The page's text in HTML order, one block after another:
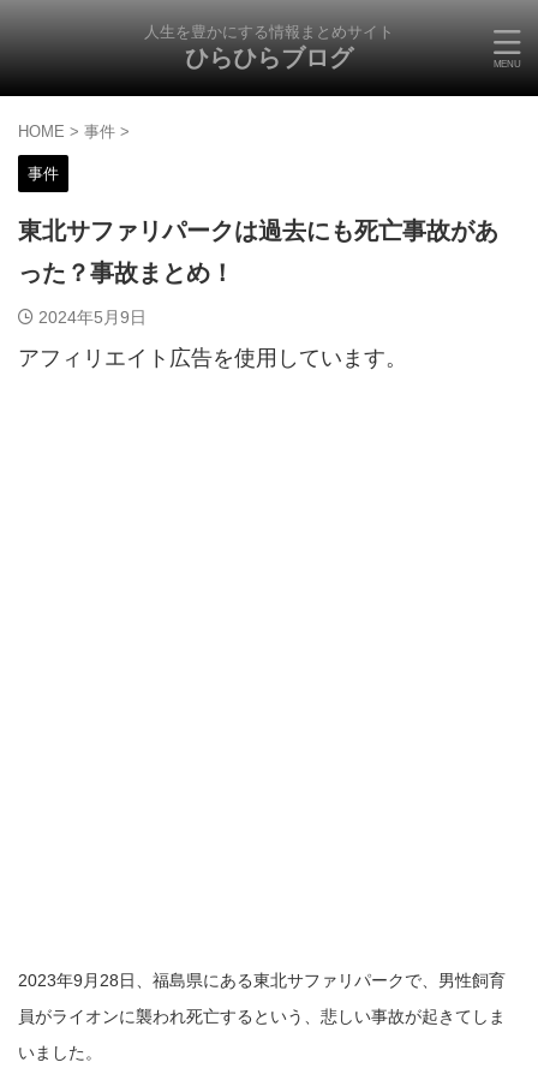
人生を豊かにする情報まとめサイト
ひらひらブログ
HOME > 事件 >
事件
東北サファリパークは過去にも死亡事故があ
った？事故まとめ！
2024年5月9日
アフィリエイト広告を使用しています。
2023年9月28日、福島県にある東北サファリパークで、男性飼育
員がライオンに襲われ死亡するという、悲しい事故が起きてしま
いました。